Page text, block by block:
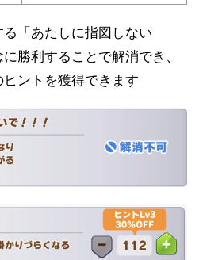
「あたしに指図しない
勝利することで解消でき、
ントを獲得できます